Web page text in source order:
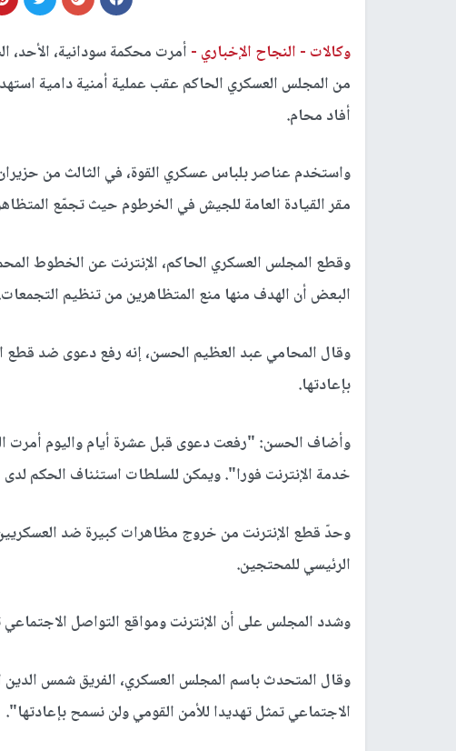
وكالات - النجاح الإخباري - أمرت محكمة سودانية، الأحد،
من المجلس العسكري الحاكم عقب عملية أمنية دامية
أفاد محام.
واستخدم عناصر بلباس عسكري القوة، في الثالث من
مقر القيادة العامة للجيش في الخرطوم حيث تجمّع
وقطع المجلس العسكري الحاكم، الإنترنت عن الخطوط
البعض أن الهدف منها منع المتظاهرين من تنظيم
وقال المحامي عبد العظيم الحسن، إنه رفع دعوى ضد قطع
بإعادتها.
وأضاف الحسن: "رفعت دعوى قبل عشرة أيام واليوم أمرت
خدمة الإنترنت فورا". ويمكن للسلطات استئناف الحكم لدى
وحدّ قطع الإنترنت من خروج مظاهرات كبيرة ضد
الرئيسي للمحتجين.
وشدد المجلس على أن الإنترنت ومواقع التواصل الاجتماعي
وقال المتحدث باسم المجلس العسكري، الفريق شمس الدين
الاجتماعي تمثل تهديدا للأمن القومي ولن نسمح بإعادتها".